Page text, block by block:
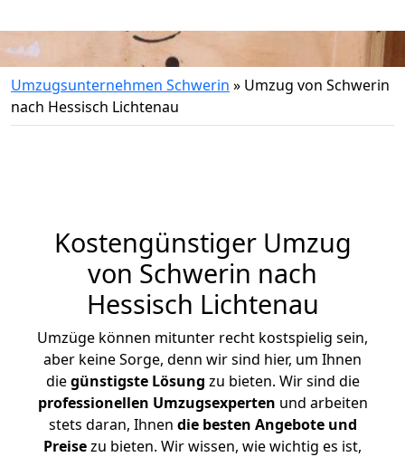
Umzugsunternehmen Schwerin » Umzug von Schwerin
nach Hessisch Lichtenau
Kostengünstiger Umzug
von Schwerin nach
Hessisch Lichtenau
Umzüge können mitunter recht kostspielig sein,
aber keine Sorge, denn wir sind hier, um Ihnen
diegünstigste Lösung zu bieten. Wir sind die
professionellen Umzugsexperten und arbeiten
stets daran, Ihnen die besten Angebote und
Preisezu bieten. Wir wissen, wie wichtig es ist,